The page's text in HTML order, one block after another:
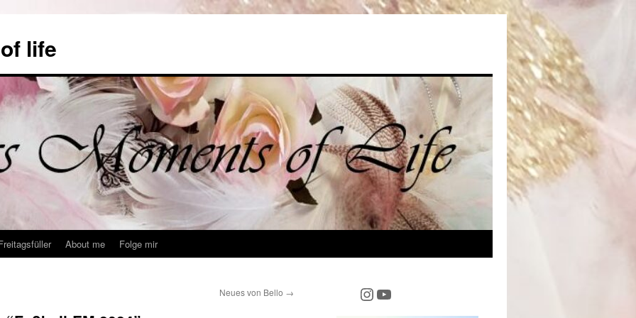
life
About me Folge mir
Neues von Bello → Instagram YouTube